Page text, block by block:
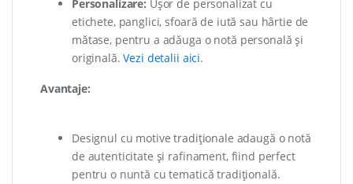
Personalizare: Ușor de personalizat cu
etichete, panglici, sfoară de iută sau hârtie de
mătase, pentru a adăuga o notă personală și
originală.Vezi detalii aici.
Avantaje:
Designul cu motive tradiționale adaugă o notă
de autenticitate și rafinament, fiind perfect
pentru o nuntă cu tematică tradițională.